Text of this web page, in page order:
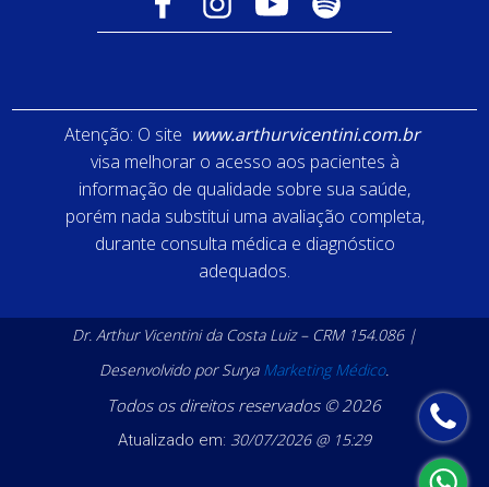
Atenção: O site www.arthurvicentini.com.br
visa melhorar o acesso aos pacientes à
informação de qualidade sobre sua saúde,
porém nada substitui uma avaliação completa,
durante consulta médica e diagnóstico
adequados.
Dr. Arthur Vicentini da Costa Luiz – CRM 154.086 |
Desenvolvido por Surya Marketing Médico.
Todos os direitos reservados © 2026
Atualizado em: 30/07/2026 @ 15:29